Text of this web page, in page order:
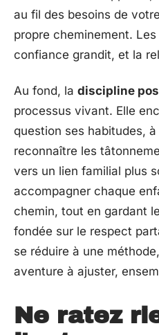
au fil des besoins de
propre cheminement.
confiance grandit, et la
Au fond, la discipline
processus vivant. Elle
question ses habitudes,
reconnaître les
vers un lien familial plus
accompagner chaque
chemin, tout en gardant
fondée sur le respect
se réduire à une
aventure à ajuster,
Ne ratez